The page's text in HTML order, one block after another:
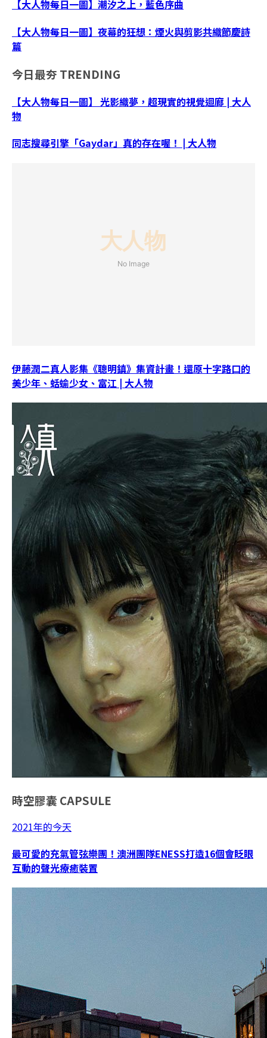
【大人物每日一圖】潮汐之上，藍色序曲
【大人物每日一圖】夜幕的狂想：煙火與剪影共織節慶詩
篇
今日最夯 TRENDING
【大人物每日一圖】 光影織夢，超現實的視覺迴廊 | 大人
物
同志搜尋引擎「Gaydar」真的存在喔！ | 大人物
伊藤潤二真人影集《聰明鎮》集資計畫！還原十字路口的
美少年、蛞蝓少女、富江 | 大人物
時空膠囊 CAPSULE
2021年的今天
最可愛的充氣管弦樂團！澳洲團隊ENESS打造16個會眨眼
互動的聲光療癒裝置